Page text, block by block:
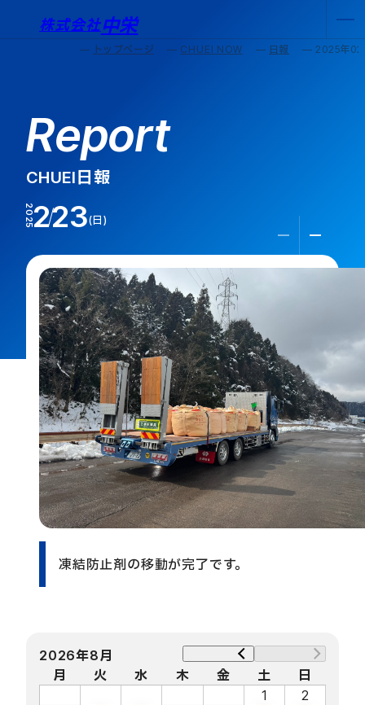
株式会社中栄
トップページ CHUEI NOW 日報 2025年02
Report
CHUEI日報
2025223 日
2026年8月
月
火 水 木 金 土
日
1
2
凍結防止剤の移動が完了です。